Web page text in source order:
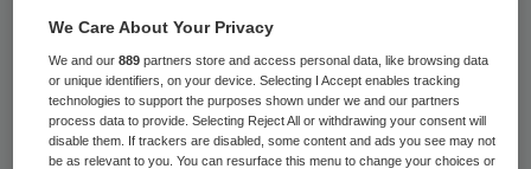
We Care About Your Privacy
We and our889 partners store and access personal data, like browsing data
or unique identifiers, on your device. Selecting I Accept enables tracking
technologies to support the purposes shown under we and our partners
process data to provide. Selecting Reject All or withdrawing your consent will
disable them. If trackers are disabled, some content and ads you see may not
be as relevant to you. You can resurface this menu to change your choices or